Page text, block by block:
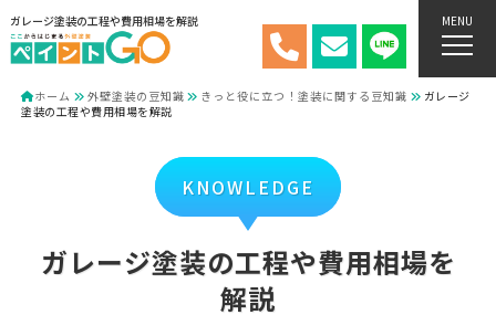
ガレージ塗装の工程や費用相場を解説 MENU
ホーム 外壁塗装の豆知識 きっと役に立つ！塗装に関する豆知識
ガレージ
塗装の工程や費用相場を解説
KNOWLEDGE
ガレージ塗装の工程や費用相場を
解説